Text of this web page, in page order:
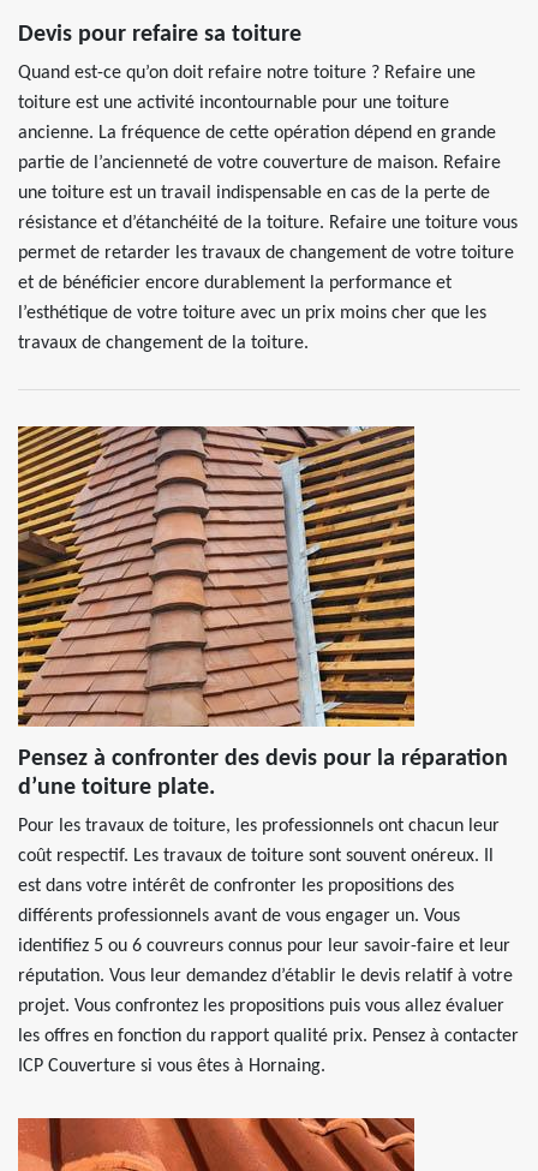
Devis pour refaire sa toiture
Quand est-ce qu’on doit refaire notre toiture ? Refaire une
toiture est une activité incontournable pour une toiture
ancienne. La fréquence de cette opération dépend en grande
partie de l’ancienneté de votre couverture de maison. Refaire
une toiture est un travail indispensable en cas de la perte de
résistance et d’étanchéité de la toiture. Refaire une toiture vous
permet de retarder les travaux de changement de votre toiture
et de bénéficier encore durablement la performance et
l’esthétique de votre toiture avec un prix moins cher que les
travaux de changement de la toiture.
Pensez à confronter des devis pour la réparation
d’une toiture plate.
Pour les travaux de toiture, les professionnels ont chacun leur
coût respectif. Les travaux de toiture sont souvent onéreux. Il
est dans votre intérêt de confronter les propositions des
différents professionnels avant de vous engager un. Vous
identifiez 5 ou 6 couvreurs connus pour leur savoir-faire et leur
réputation. Vous leur demandez d’établir le devis relatif à votre
projet. Vous confrontez les propositions puis vous allez évaluer
les offres en fonction du rapport qualité prix. Pensez à contacter
ICP Couverture si vous êtes à Hornaing.